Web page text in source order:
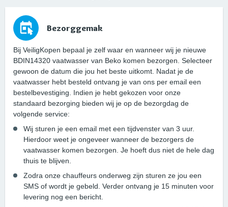
Bezorggemak
Bij VeiligKopen bepaal je zelf waar en wanneer wij je nieuwe
BDIN14320 vaatwasser van Beko komen bezorgen. Selecteer
gewoon de datum die jou het beste uitkomt. Nadat je de
vaatwasser hebt besteld ontvang je van ons per email een
bestelbevestiging. Indien je hebt gekozen voor onze
standaard bezorging bieden wij je op de bezorgdag de
volgende service:
Wij sturen je een email met een tijdvenster van 3 uur.
Hierdoor weet je ongeveer wanneer de bezorgers de
vaatwasser komen bezorgen. Je hoeft dus niet de hele dag
thuis te blijven.
Zodra onze chauffeurs onderweg zijn sturen ze jou een
SMS of wordt je gebeld. Verder ontvang je 15 minuten voor
levering nog een bericht.